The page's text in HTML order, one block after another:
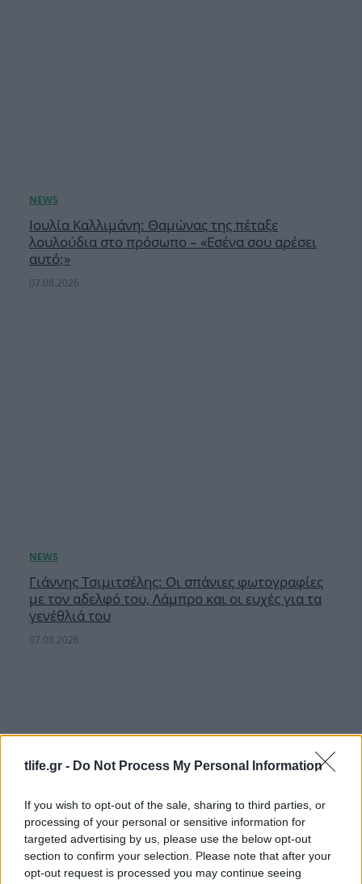
tlife.gr - Do Not Process My Personal Information
If you wish to opt-out of the sale, sharing to third parties, or
processing of your personal or sensitive information for
targeted advertising by us, please use the below opt-out
section to confirm your selection. Please note that after your
opt-out request is processed you may continue seeing
Ιουλία Καλλιμάνη: Θαμώνας της πέταξε
λουλούδια στο πρόσωπο – «Εσένα σου αρέσει
αυτό;»
07.08.2026
Γιάννης Τσιμιτσέλης: Οι σπάνιες φωτογραφίες
με τον αδελφό του, Λάμπρο και οι ευχές για τα
γενέθλιά του
07.08.2026